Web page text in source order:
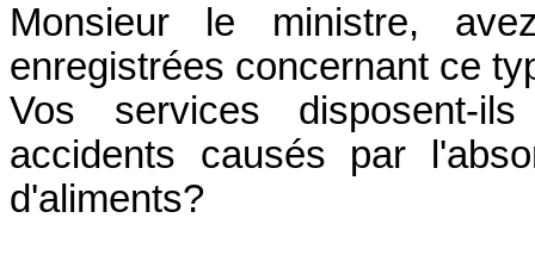
Monsieur le ministre,
enregistrées concernant ce
Vos services disposent-
accidents causés par
d'aliments?